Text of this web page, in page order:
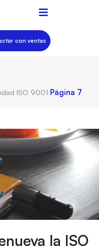
con ventas
ISO 9001 Página 7
la ISO